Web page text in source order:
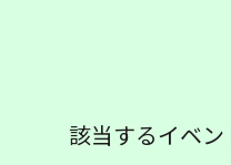
該当するイベン